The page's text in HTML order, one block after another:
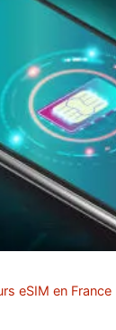
eSIM en France